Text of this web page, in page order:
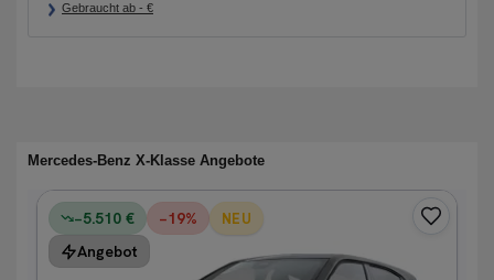
Gebraucht ab - €
Mercedes-Benz X-Klasse Angebote
−5.510 € −19% NEU
Angebot